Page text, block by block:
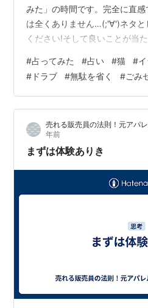
みた」の時間です。完全に直
は全くありません…(;'∀')ネタと
ください!そして良いことが当
日の運勢にするもよし夜 🌛読
し来週、来月の…なんてのもあ
ばと考えています。 それでは
色のうち、どちらかを選んで
結果 ～～ 本紫を選んだ方… 無
#占ってみた #占い #猫 #
# ドラブ #無駄を省く #ごみ
売れる販売員の法則！元アパ
年前
まずは体験ありき